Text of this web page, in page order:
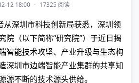
12 18:00 · 17325 阅读
从深圳市科技创新局获悉，深圳领
院（以下简称“研究院”）于近日揭
智能技术攻坚、产业升级与生态构
深圳市边端智能产业集群的共享知
源不断的技术源头供给。